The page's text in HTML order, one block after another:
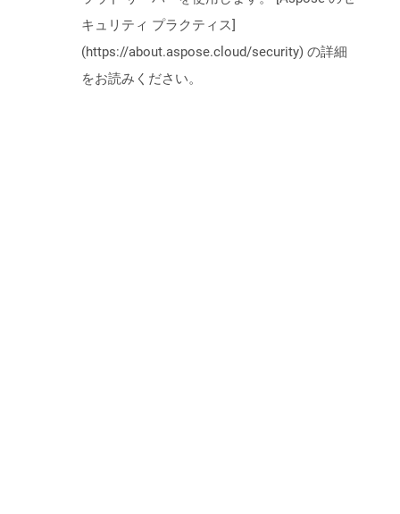
キュリティ プラクティス]
(https://about.aspose.cloud/security) の詳細
をお読みください。